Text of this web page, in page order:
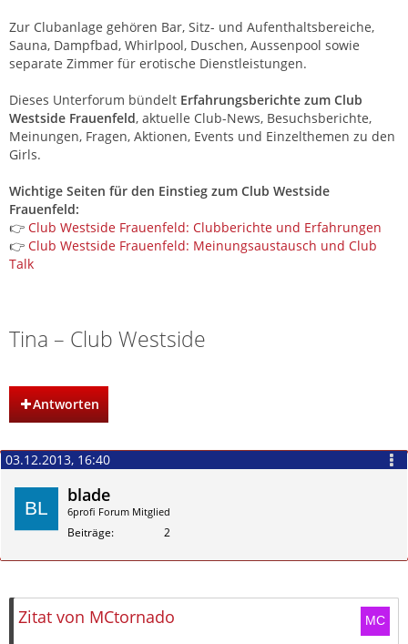
Zur Clubanlage gehören Bar, Sitz- und Aufenthaltsbereiche,
Sauna, Dampfbad, Whirlpool, Duschen, Aussenpool sowie
separate Zimmer für erotische Dienstleistungen.
Dieses Unterforum bündelt Erfahrungsberichte zum Club
Westside Frauenfeld, aktuelle Club-News, Besuchsberichte,
Meinungen, Fragen, Aktionen, Events und Einzelthemen zu den
Girls.
Wichtige Seiten für den Einstieg zum Club Westside
Frauenfeld:
👉 Club Westside Frauenfeld: Clubberichte und Erfahrungen
👉 Club Westside Frauenfeld: Meinungsaustausch und Club
Talk
Tina – Club Westside
Antworten
03.12.2013, 16:40
blade
6profi Forum Mitglied
Beiträge 2
Zitat von MCtornado
Zitieren